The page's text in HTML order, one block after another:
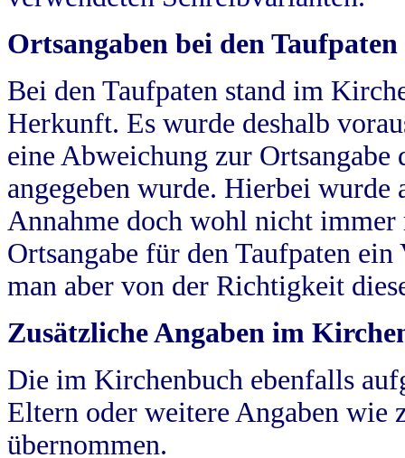
Ortsangaben bei den Taufpaten
Bei den Taufpaten stand im
Herkunft. Es wurde deshalb
eine Abweichung zur
angegeben wurde. Hierbei wurde
Annahme doch wohl nicht
Ortsangabe für den Taufpaten
man aber von der Richtigkeit
Zusätzliche Angaben im
Die im Kirchenbuch ebenfalls
Eltern oder weitere Angaben wie
übernommen.